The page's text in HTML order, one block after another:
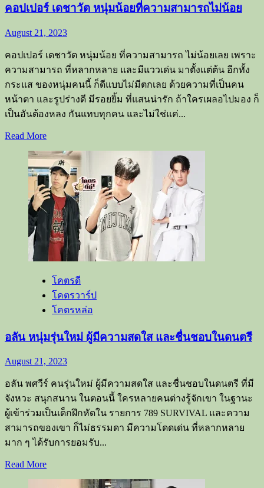
น่า
รัก
789Trainee
คอปเปอร์ เดชาวัต หนุ่มน้อยที่ความสามารถไม่น้อย
August 21, 2023
คอปเปอร์ เดชาวัต หนุ่มน้อย ที่ความสามารถ ไม่น้อยเลย เพราะ
ความสามารถ ที่หลากหลาย และมีแววเด่น มาตั้งแต่ต้น​ อีกทั้ง
กระแส ของหนุ่มคนนี้ ก็ดีแบบไม่มีตกเลย ด้วยความที่เป็นคน
หน้าตา และรูปร่างดี มีรอยยิ้ม ที่แสนน่ารัก ถ้าใครเผลอไปมอง ก็
เป็นอันต้องหลง กันแทบทุกคน และไม่ใช่แค่...
Read MoreRead
about
คอปเปอร์
เดชา
วัต
หนุ่ม
น้อย
ที่
ความ
ไม่
น้อย
โคตรดี
โคตรวาร์ป
โคตรหล่อ
อลัน หนุ่มรุ่นใหม่ ผู้มีความสดใส และชื่นชอบในดนตรี
August 21, 2023
อลัน พศวีร์ คนรุ่นใหม่ ผู้มีความสดใส และชื่นชอบในดนตรี ที่มี
จังหวะ สนุกสนาน ในตอนนี้ ใครหลายคนต่างรู้จักเขา ในฐานะ
ผู้เข้าร่วมเป็นเด็กฝึกหัดใน รายการ 789 SURVIVAL และความ
สามารถของเขา ก็ไม่ธรรมดา มีความโดดเด่น ที่หลากหลาย
มาก ๆ ได้รับการยอมรับ...
Read MoreRead